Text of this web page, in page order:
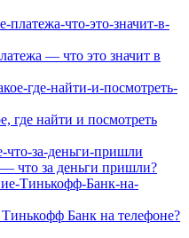
— что это значит в
где найти и посмотреть
что за деньги пришли?
Банк на телефоне?